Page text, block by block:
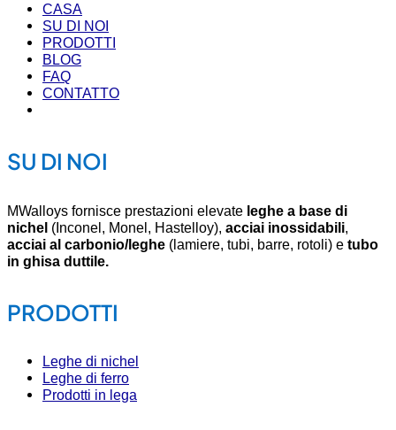
CASA
SU DI NOI
PRODOTTI
BLOG
FAQ
CONTATTO
SU DI NOI
MWalloys fornisce prestazioni elevate leghe a base di
nichel (Inconel, Monel, Hastelloy), acciai inossidabili,
acciai al carbonio/leghe (lamiere, tubi, barre, rotoli) e tubo
in ghisa duttile.
PRODOTTI
Leghe di nichel
Leghe di ferro
Prodotti in lega